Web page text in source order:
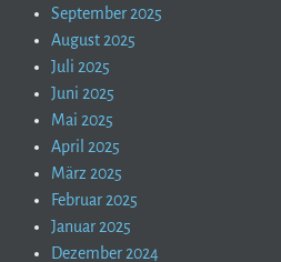
September 2025
August 2025
Juli 2025
Juni 2025
Mai 2025
April 2025
März 2025
Februar 2025
Januar 2025
Dezember 2024